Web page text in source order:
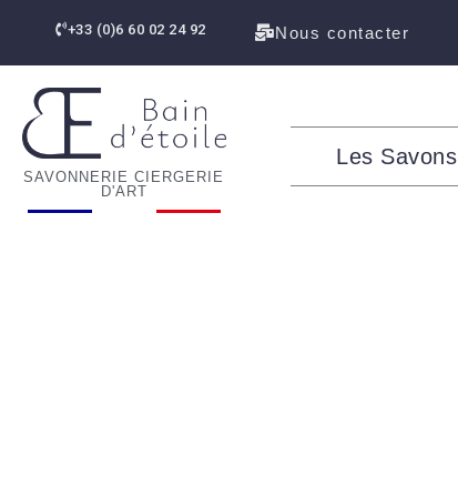
principal +33 (0)6 60 02 24 92 Nous contacter
SAVONNERIE CIERGERIE
D'ART
Les Savons